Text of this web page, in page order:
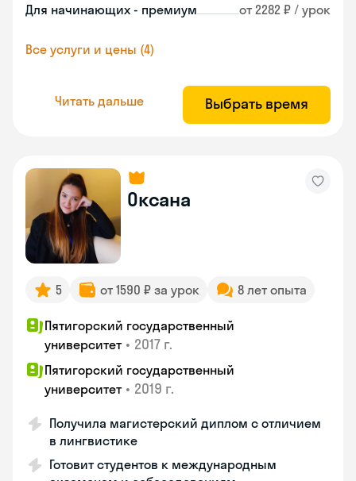
Для начинающих - премиум от 2282 ₽ / урок
Все услуги и цены (4)
Читать дальше Выбрать время
Оксана
5 от 1590 ₽ за урок 8 лет опыта
Пятигорский государственный
университет • 2017 г.
Пятигорский государственный
университет • 2019 г.
Получила магистерский диплом с отличием
в лингвистике
Готовит студентов к международным